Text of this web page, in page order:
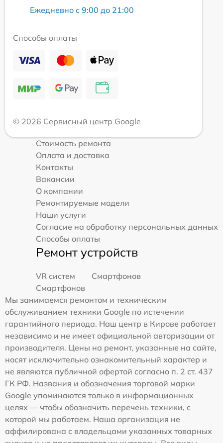
Ежедневно с 9:00 до 21:00
Способы оплаты
© 2026 Сервисный центр Google
Стоимость ремонта
Оплата и доставка
Контакты
Вакансии
О компании
Ремонтируемые модели
Наши услуги
Согласие на обработку персональных данных
Способы оплаты
Ремонт устройств
VR систем
Смартфонов
Смартфонов
Мы занимаемся ремонтом и техническим
обслуживанием техники Google по истечении
гарантийного периода. Наш центр в Кирове работает
независимо и не имеет официальной авторизации от
производителя. Цены на ремонт, указанные на сайте,
носят исключительно ознакомительный характер и
не являются публичной офертой согласно п. 2 ст. 437
ГК РФ. Названия и обозначения торговой марки
Google упоминаются только в информационных
целях — чтобы обозначить перечень техники, с
которой мы работаем. Наша организация не
аффилирована с владельцами указанных товарных